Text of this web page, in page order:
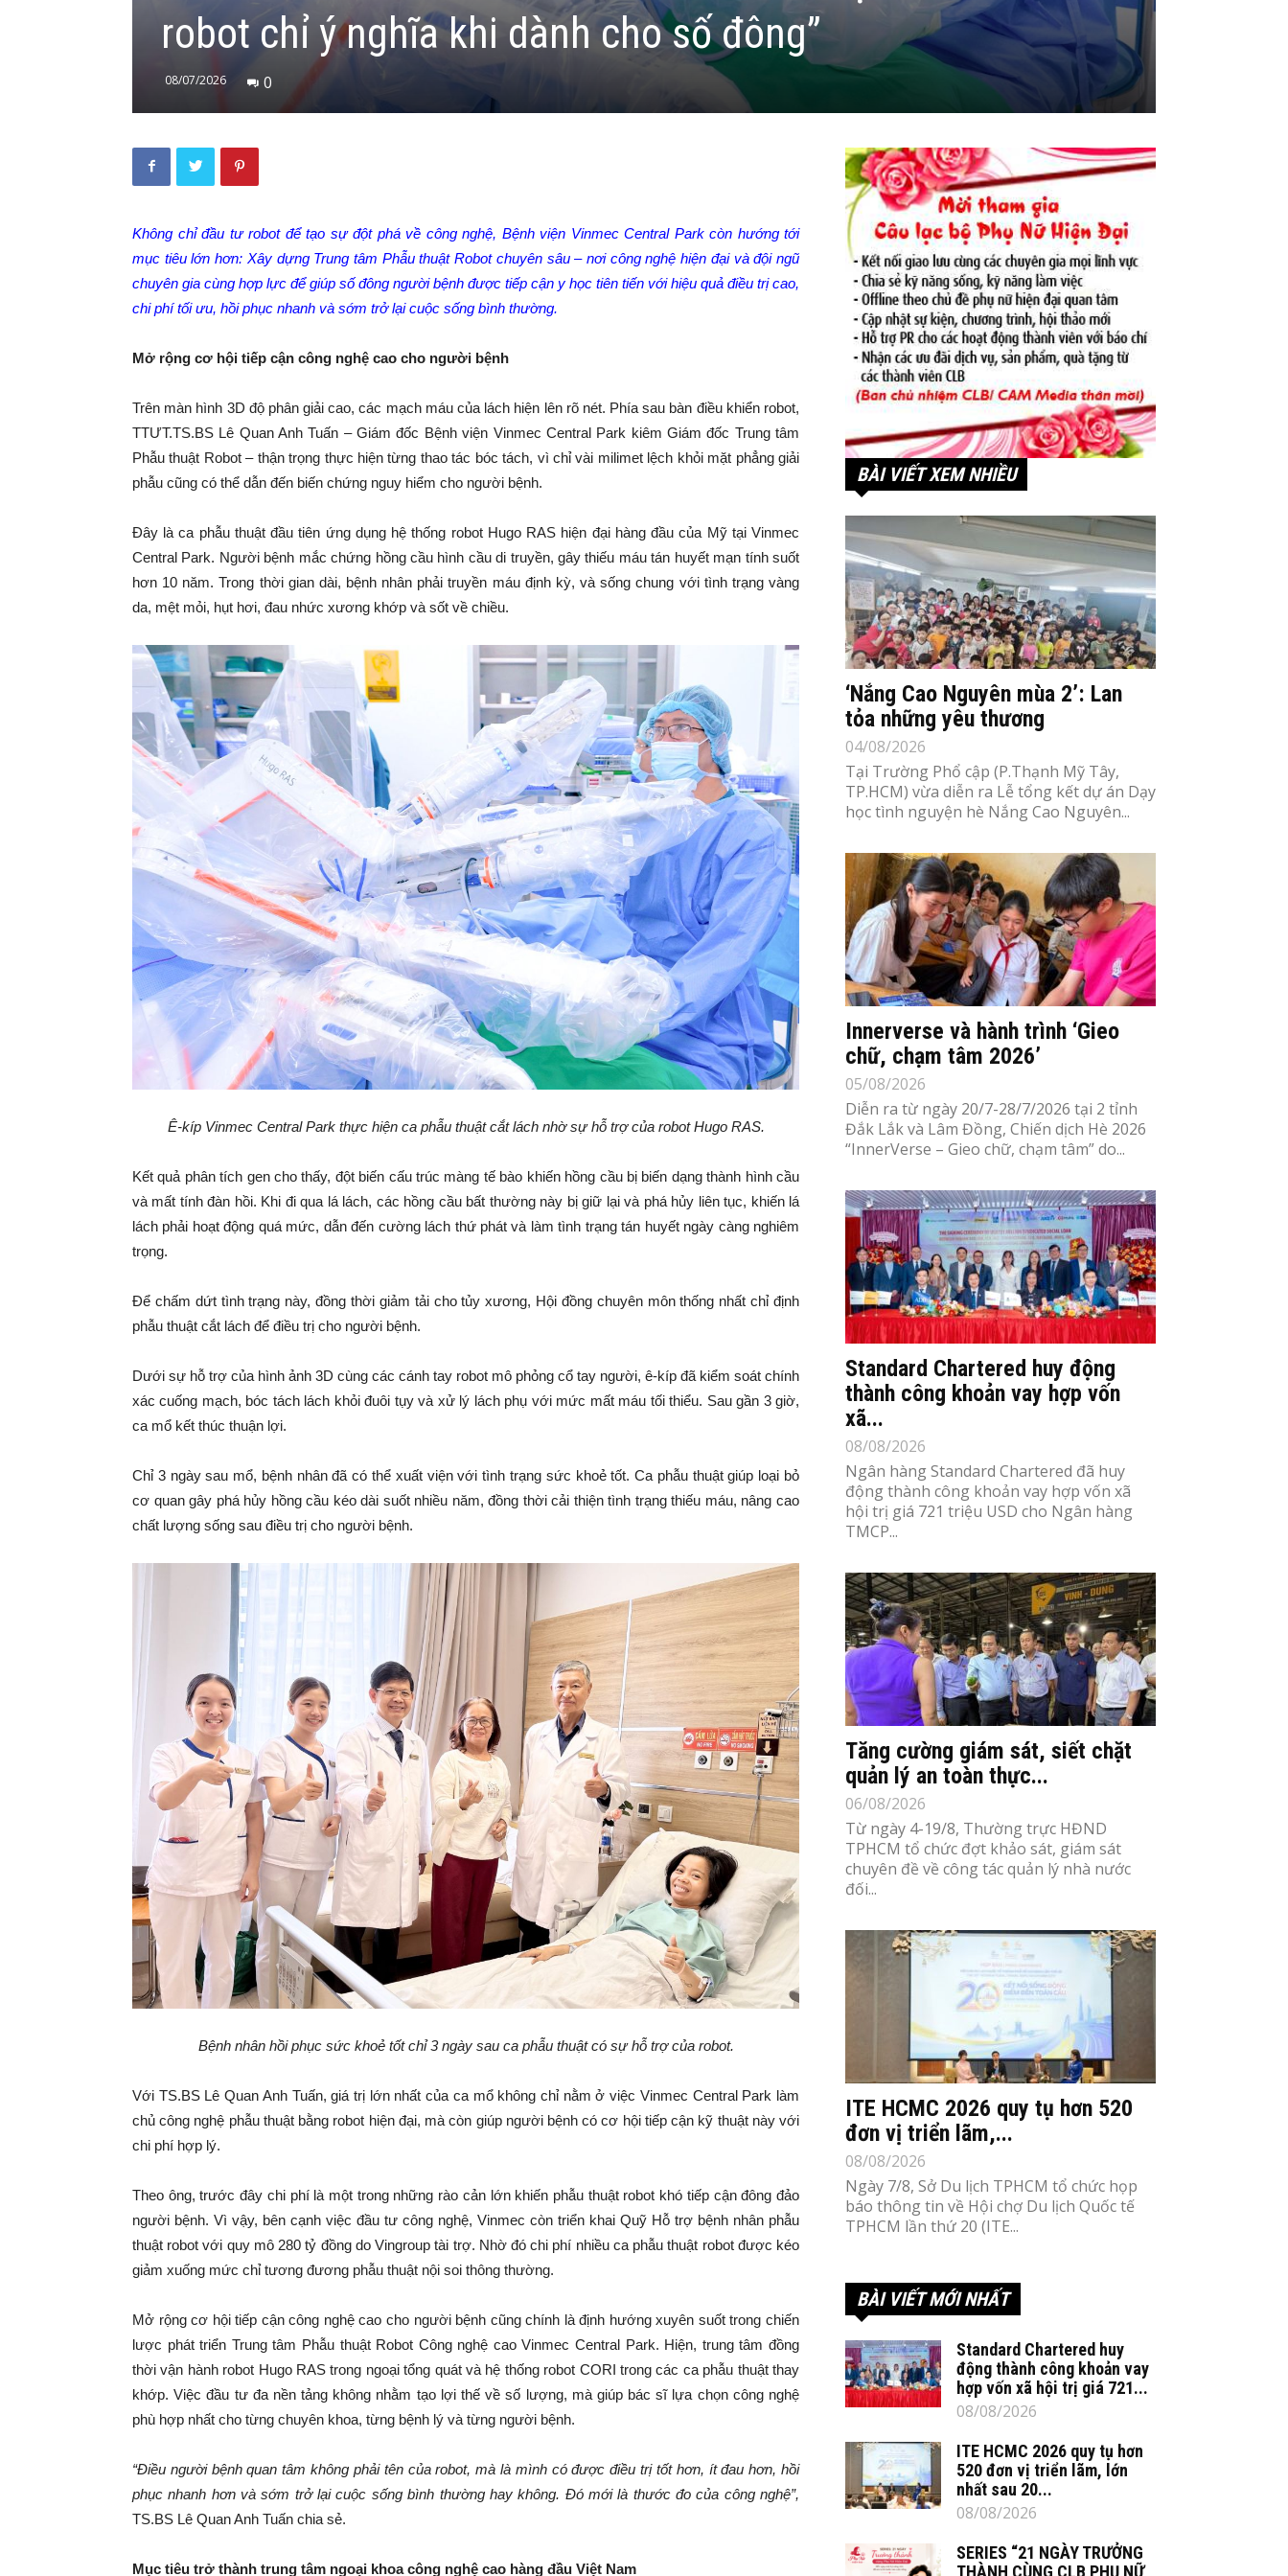
robot chỉ ý nghĩa khi dành cho số đông”
08/07/2026 0
Không chỉ đầu tư robot để tạo sự đột phá về công nghệ, Bệnh viện Vinmec Central Park còn hướng tới
mục tiêu lớn hơn: Xây dựng Trung tâm Phẫu thuật Robotchuyên sâu –nơi công nghệ hiện đạivà đội ngũ
chuyên gia cùng hợp lực để giúp số đông người bệnh được tiếp cận y học tiên tiến với hiệu quả điều trị cao,
chi phítối ưu, hồi phục nhanh và sớm trở lại cuộc sống bình thường.
Mở rộng cơ hội tiếp cận công nghệ cao cho người bệnh
Trên màn hình 3D độ phân giải cao, các mạch máu của lách hiện lên rõ nét. Phía sau bàn điều khiển robot,
TTƯT.TS.BS Lê Quan Anh Tuấn – Giám đốc Bệnh viện Vinmec Central Park kiêm Giám đốc Trung tâm
Phẫu thuật Robot – thận trọng thực hiện từng thao tác bóc tách, vì chỉ vài milimet lệch khỏi mặt phẳng giải
phẫu cũng có thể dẫn đến biến chứng nguy hiểm cho người bệnh.
Đây là ca phẫu thuật đầu tiên ứng dụng hệ thống robot Hugo RAS hiện đại hàng đầu của Mỹ tại Vinmec
Central Park. Người bệnh mắc chứng hồng cầu hình cầu di truyền, gây thiếu máu tán huyết mạn tính suốt
hơn 10 năm. Trong thời gian dài, bệnh nhân phải truyền máu định kỳ, và sống chung với tình trạng vàng
da, mệt mỏi, hụt hơi, đau nhức xương khớp và sốt về chiều.
Ê-kíp Vinmec Central Park thực hiện ca phẫu thuật cắt lách nhờ sự hỗ trợ của robot Hugo RAS.
Kết quả phân tích gen cho thấy, đột biến cấu trúc màng tế bào khiến hồng cầu bị biến dạng thành hình cầu
và mất tính đàn hồi. Khi đi qua lá lách, các hồng cầu bất thường này bị giữ lại và phá hủy liên tục, khiến lá
lách phải hoạt động quá mức, dẫn đến cường lách thứ phát và làm tình trạng tán huyết ngày càng nghiêm
trọng.
Để chấm dứt tình trạng này, đồng thời giảm tải cho tủy xương, Hội đồng chuyên môn thống nhất chỉ định
phẫu thuật cắt lách để điều trị cho người bệnh.
Dưới sự hỗ trợ của hình ảnh 3D cùng các cánh tay robot mô phỏng cổ tay người, ê-kíp đã kiểm soát chính
xác cuống mạch, bóc tách lách khỏi đuôi tụy và xử lý lách phụ với mức mất máu tối thiểu. Sau gần 3 giờ,
ca mổ kết thúc thuận lợi.
Chỉ 3 ngày sau mổ, bệnh nhân đã có thể xuất viện với tình trạng sức khoẻ tốt. Ca phẫu thuật giúp loại bỏ
cơ quan gây phá hủy hồng cầu kéo dài suốt nhiều năm, đồng thời cải thiện tình trạng thiếu máu, nâng cao
chất lượng sống sau điều trị cho người bệnh.
Bệnh nhân hồi phục sức khoẻ tốt chỉ 3 ngày sau ca phẫu thuật có sự hỗ trợ của robot.
Với TS.BS Lê Quan Anh Tuấn, giá trị lớn nhất của ca mổ không chỉ nằm ở việc Vinmec Central Park làm
chủ công nghệ phẫu thuật bằng robot hiện đại, mà còn giúp người bệnh có cơ hội tiếp cận kỹ thuật này với
chi phí hợp lý.
Theo ông, trước đây chi phí là một trong những rào cản lớn khiến phẫu thuật robot khó tiếp cận đông đảo
người bệnh. Vì vậy, bên cạnh việc đầu tư công nghệ, Vinmec còn triển khai Quỹ Hỗ trợ bệnh nhân phẫu
thuật robot với quy mô 280 tỷ đồng do Vingroup tài trợ. Nhờ đó chi phí nhiều ca phẫu thuật robot được kéo
giảm xuống mức chỉ tương đương phẫu thuật nội soi thông thường.
Mở rộng cơ hội tiếp cận công nghệ cao cho người bệnh cũng chính là định hướng xuyên suốt trong chiến
lược phát triển Trung tâm Phẫu thuật Robot Công nghệ cao Vinmec Central Park. Hiện, trung tâm đồng
thời vận hành robot Hugo RAS trong ngoại tổng quát và hệ thống robot CORI trong các ca phẫu thuật thay
khớp. Việc đầu tư đa nền tảng không nhằm tạo lợi thế về số lượng, mà giúp bác sĩ lựa chọn công nghệ
phù hợp nhất cho từng chuyên khoa, từng bệnh lý và từng người bệnh.
“Điều người bệnh quan tâm không phải tên của robot, mà là mình có được điều trị tốt hơn, ít đau hơn, hồi
phục nhanh hơn và sớm trở lại cuộc sống bình thường hay không. Đó mới là thước đo của công nghệ”,
TS.BS Lê Quan Anh Tuấn chia sẻ.
Mục tiêu trở thành trung tâm ngoại khoa công nghệ cao hàng đầu Việt Nam
BÀI VIẾT XEM NHIỀU
‘Nắng Cao Nguyên mùa 2’: Lan
tỏa những yêu thương
04/08/2026
Tại Trường Phổ cập (P.Thạnh Mỹ Tây,
TP.HCM) vừa diễn ra Lễ tổng kết dự án Dạy
học tình nguyện hè Nắng Cao Nguyên...
Innerverse và hành trình ‘Gieo
chữ, chạm tâm 2026’
05/08/2026
Diễn ra từ ngày 20/7-28/7/2026 tại 2 tỉnh
Đắk Lắk và Lâm Đồng, Chiến dịch Hè 2026
“InnerVerse – Gieo chữ, chạm tâm” do...
Standard Chartered huy động
thành công khoản vay hợp vốn
xã...
08/08/2026
Ngân hàng Standard Chartered đã huy
động thành công khoản vay hợp vốn xã
hội trị giá 721 triệu USD cho Ngân hàng
TMCP...
Tăng cường giám sát, siết chặt
quản lý an toàn thực...
06/08/2026
Từ ngày 4-19/8, Thường trực HĐND
TPHCM tổ chức đợt khảo sát, giám sát
chuyên đề về công tác quản lý nhà nước
đối...
ITE HCMC 2026 quy tụ hơn 520
đơn vị triển lãm,...
08/08/2026
Ngày 7/8, Sở Du lịch TPHCM tổ chức họp
báo thông tin về Hội chợ Du lịch Quốc tế
TPHCM lần thứ 20 (ITE...
BÀI VIẾT MỚI NHẤT
Standard Chartered huy
động thành công khoản vay
hợp vốn xã hội trị giá 721...
08/08/2026
ITE HCMC 2026 quy tụ hơn
520 đơn vị triển lãm, lớn
nhất sau 20...
08/08/2026
SERIES “21 NGÀY TRƯỞNG
THÀNH CÙNG CLB PHỤ NỮ